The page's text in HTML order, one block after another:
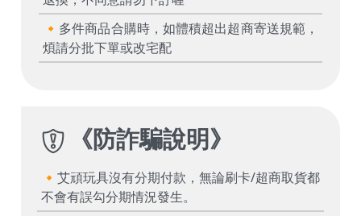
🔸多件商品合購時，如體積超出超商寄送規範，
煩請分批下單或改宅配
《防詐騙說明》
🔸艾頑玩具沒有分期付款，無論刷卡/超商取貨都
不會有誤勾分期情況發生。